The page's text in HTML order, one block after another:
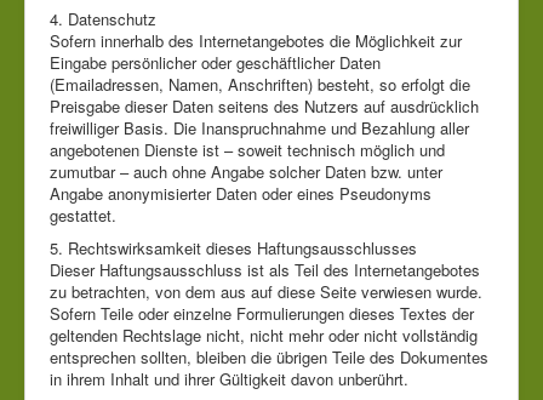
4. Datenschutz
Sofern innerhalb des Internetangebotes die Möglichkeit zur
Eingabe persönlicher oder geschäftlicher Daten
(Emailadressen, Namen, Anschriften) besteht, so erfolgt die
Preisgabe dieser Daten seitens des Nutzers auf ausdrücklich
freiwilliger Basis. Die Inanspruchnahme und Bezahlung aller
angebotenen Dienste ist – soweit technisch möglich und
zumutbar – auch ohne Angabe solcher Daten bzw. unter
Angabe anonymisierter Daten oder eines Pseudonyms
gestattet.
5. Rechtswirksamkeit dieses Haftungsausschlusses
Dieser Haftungsausschluss ist als Teil des Internetangebotes
zu betrachten, von dem aus auf diese Seite verwiesen wurde.
Sofern Teile oder einzelne Formulierungen dieses Textes der
geltenden Rechtslage nicht, nicht mehr oder nicht vollständig
entsprechen sollten, bleiben die übrigen Teile des Dokumentes
in ihrem Inhalt und ihrer Gültigkeit davon unberührt.